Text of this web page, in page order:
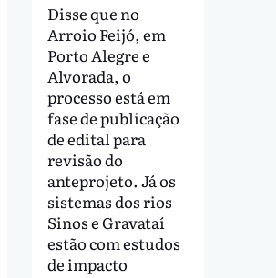
Disse que no
Arroio Feijó, em
Porto Alegre e
Alvorada, o
processo está em
fase de publicação
de edital para
revisão do
anteprojeto. Já os
sistemas dos rios
Sinos e Gravataí
estão com estudos
de impacto